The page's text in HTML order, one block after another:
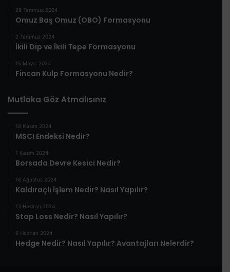
26 Temmuz 2024
Omuz Baş Omuz (OBO) Formasyonu
2 Temmuz 2024
İkili Dip ve İkili Tepe Formasyonu
15 Mayıs 2024
Fincan Kulp Formasyonu Nedir?
Mutlaka Göz Atmalısınız
18 Kasım 2024
MSCI Endeksi Nedir?
1 Kasım 2024
Borsada Devre Kesici Nedir?
16 Ağustos 2024
Kaldıraçlı İşlem Nedir? Nasıl Yapılır?
13 Haziran 2024
Stop Loss Nedir? Nasıl Yapılır?
6 Haziran 2024
Hedge Nedir? Nasıl Yapılır? Avantajları Nelerdir?